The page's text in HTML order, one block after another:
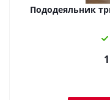
Пододеяльник